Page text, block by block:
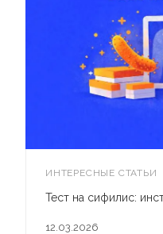
ИНТЕРЕСНЫЕ СТАТЬИ
12.03.2026
Тест на сифилис: